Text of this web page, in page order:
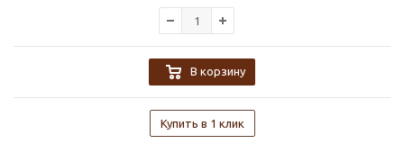
В корзину
Купить в 1 клик